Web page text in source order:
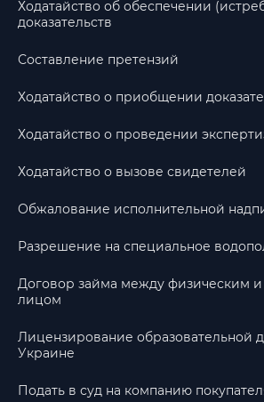
Ходатайство об обеспечении
доказательств
Составление претензий
Ходатайство о приобщении
Ходатайство о проведении
Ходатайство о вызове свидетелей
Обжалование исполнительной
Разрешение на специальное
Договор займа между физическим
лицом
Лицензирование образовательной
Украине
Подать в суд на компанию